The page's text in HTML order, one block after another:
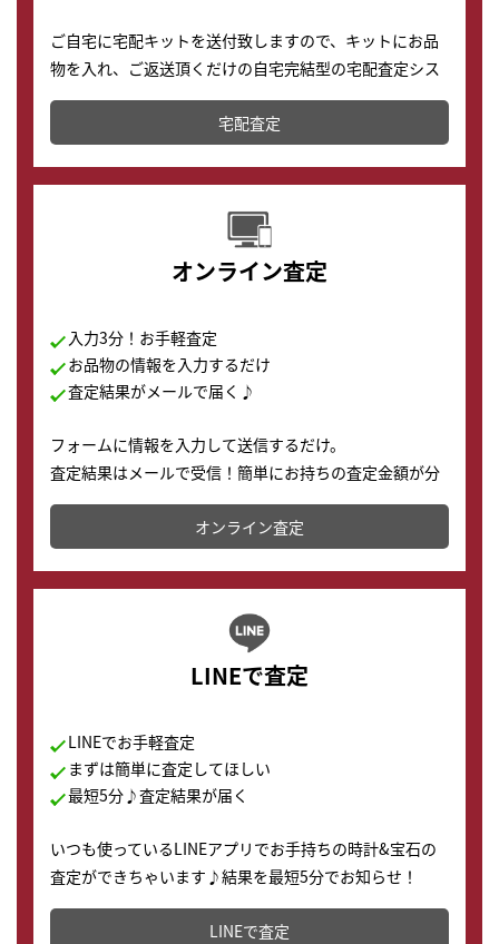
ご自宅に宅配キットを送付致しますので、キットにお品
物を入れ、ご返送頂くだけの自宅完結型の宅配査定シス
テムです。
配送でも簡単&安全に査定・買取に出すことが可能で
す。
宅配査定
オンライン査定
入力3分！お手軽査定
お品物の情報を入力するだけ
査定結果がメールで届く♪
フォームに情報を入力して送信するだけ。
査定結果はメールで受信！簡単にお持ちの査定金額が分
かります。
オンライン査定
LINEで査定
LINEでお手軽査定
まずは簡単に査定してほしい
最短5分♪査定結果が届く
いつも使っているLINEアプリでお手持ちの時計&宝石の
査定ができちゃいます♪結果を最短5分でお知らせ！
どこからでもすぐに査定金額を知ることが出来ます。
LINEで査定